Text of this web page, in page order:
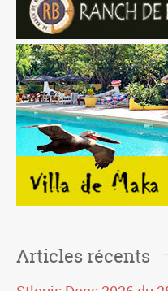
Articles récents